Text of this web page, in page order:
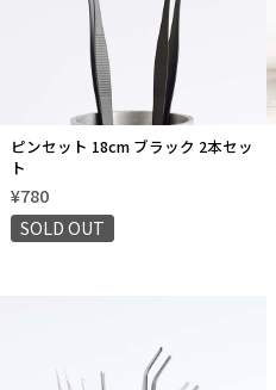
ピンセット 18cm ブラック 2本セッ
ト
¥780
SOLD OUT